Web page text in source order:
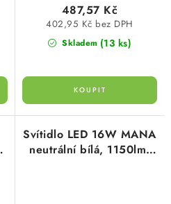
Skladem (13 ks)
402,95 Kč bez DPH
487,57 Kč
Svítidlo LED 16W MANA
neutrální bílá, 1150lm,